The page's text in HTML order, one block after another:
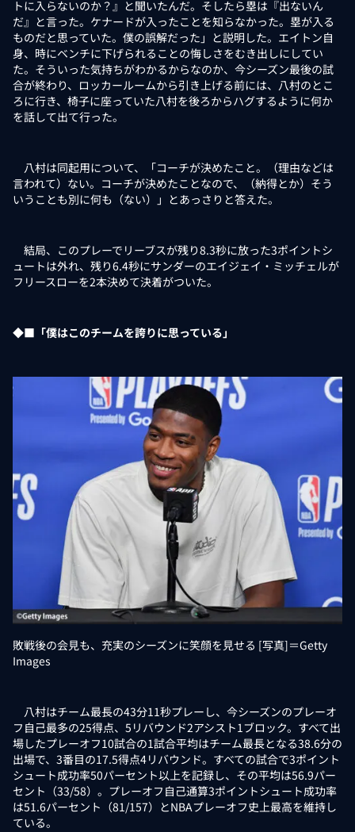
トに入らないのか？』と聞いたんだ。そしたら塁は『出ないん
だ』と言った。ケナードが入ったことを知らなかった。塁が入る
ものだと思っていた。僕の誤解だった」と説明した。エイトン自
身、時にベンチに下げられることの悔しさをむき出しにしてい
た。そういった気持ちがわかるからなのか、今シーズン最後の試
合が終わり、ロッカールームから引き上げる前には、八村のとこ
ろに行き、椅子に座っていた八村を後ろからハグするように何か
を話して出て行った。
八村は同起用について、「コーチが決めたこと。（理由などは
言われて）ない。コーチが決めたことなので、（納得とか）そう
いうことも別に何も（ない）」とあっさりと答えた。
結局、このプレーでリーブスが残り8.3秒に放った3ポイントシ
ュートは外れ、残り6.4秒にサンダーのエイジェイ・ミッチェルが
フリースローを2本決めて決着がついた。
◆■「僕はこのチームを誇りに思っている」
敗戦後の会見も、充実のシーズンに笑顔を見せる [写真]＝Getty
Images
八村はチーム最長の43分11秒プレーし、今シーズンのプレーオ
フ自己最多の25得点、5リバウンド2アシスト1ブロック。すべて出
場したプレーオフ10試合の1試合平均はチーム最長となる38.6分の
出場で、3番目の17.5得点4リバウンド。すべての試合で3ポイント
シュート成功率50パーセント以上を記録し、その平均は56.9パー
セント（33/58）。プレーオフ自己通算3ポイントシュート成功率
は51.6パーセント（81/157）とNBAプレーオフ史上最高を維持し
ている。